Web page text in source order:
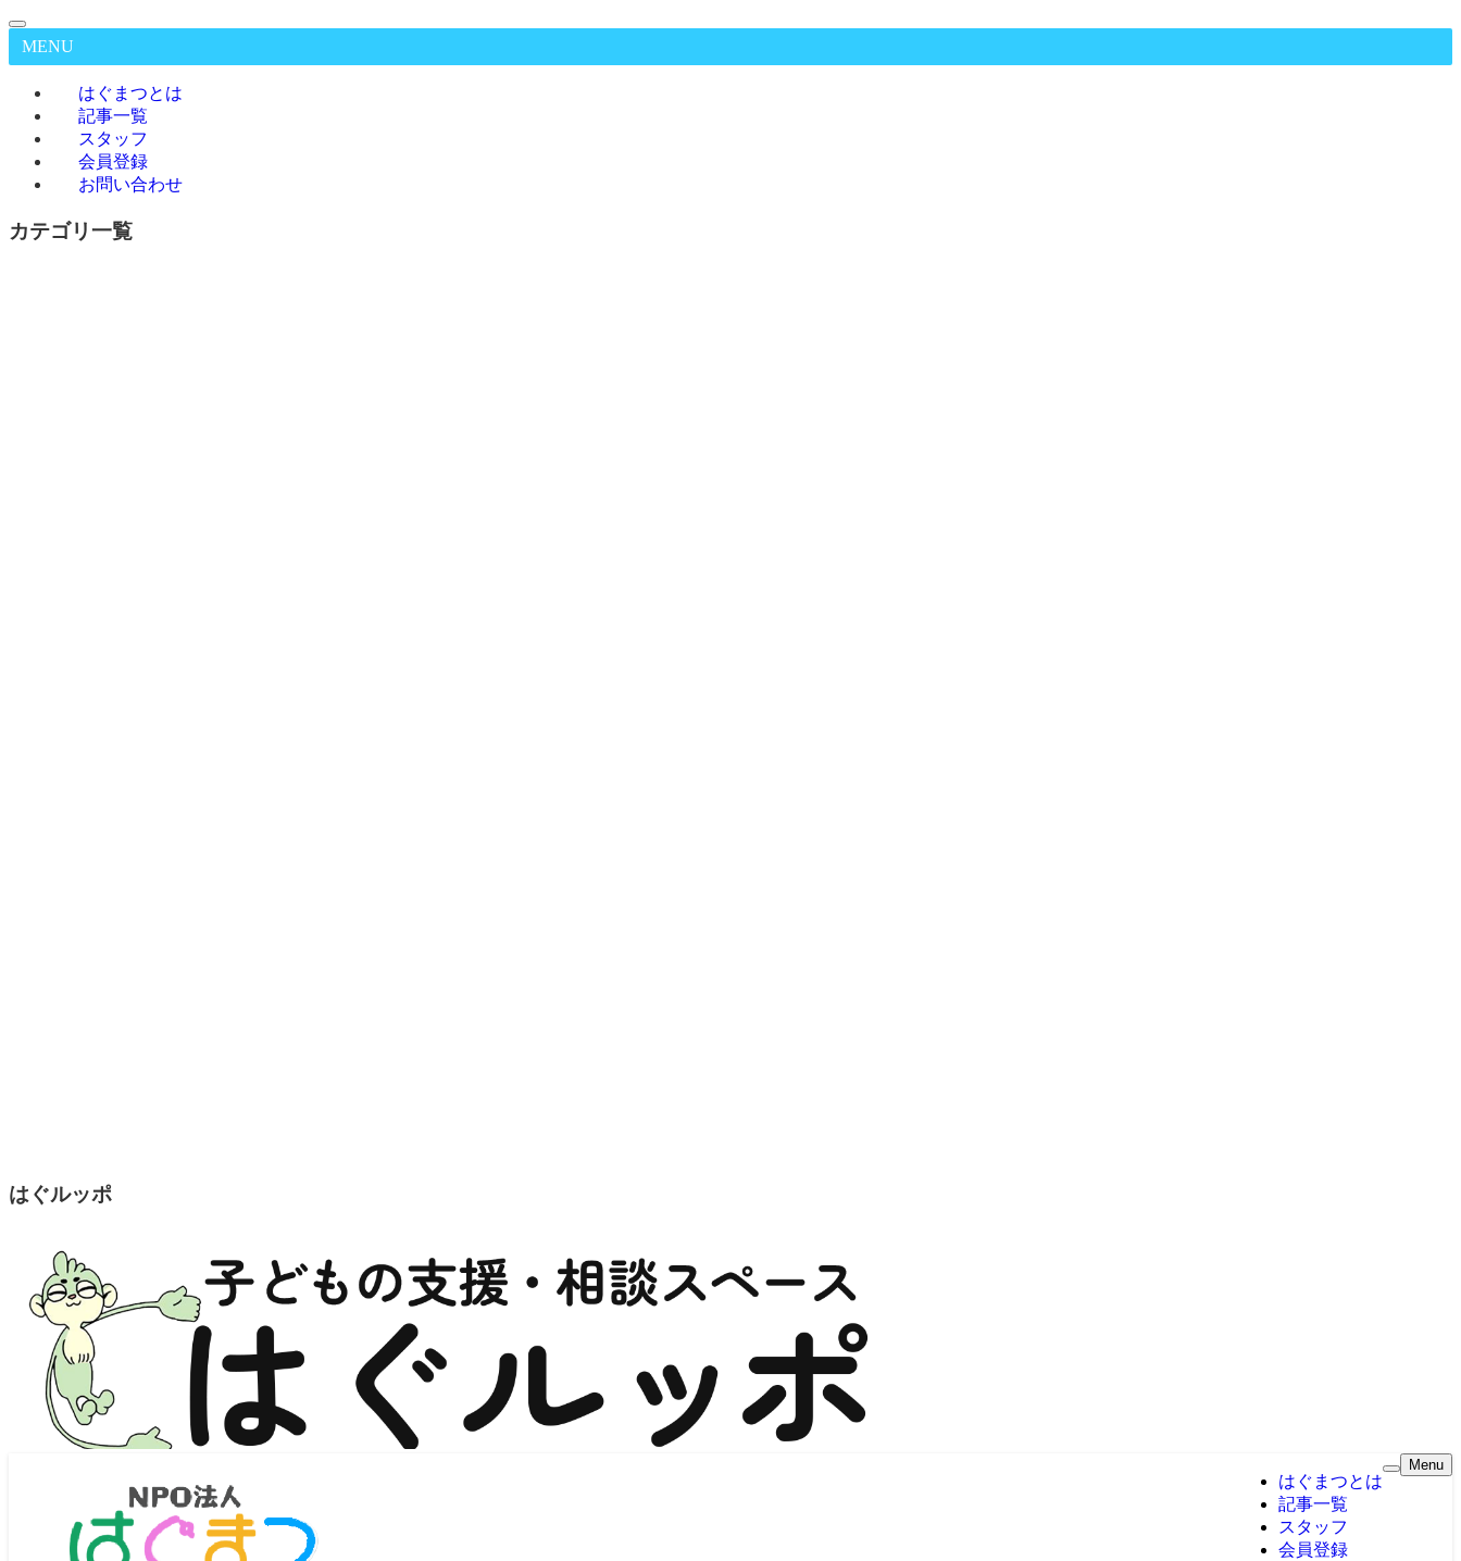
MENU
はぐまつとは
記事一覧
スタッフ
会員登録
お問い合わせ
カテゴリ一覧
はぐルッポ
はぐまつとは
記事一覧
スタッフ
会員登録
Menu